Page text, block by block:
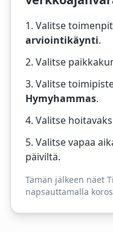
Valitse
arviointikäynti.
Valitse
Valitse
Hymyhammas.
Valitse
Valitse vapaa
päiviltä.
Tämän jälkeen näet
napsauttamalla